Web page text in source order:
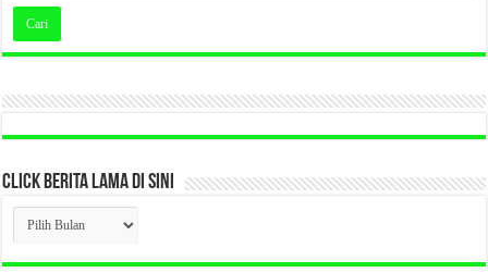
CLICK BERITA LAMA DI SINI
CLICK
BERITA
LAMA
DI